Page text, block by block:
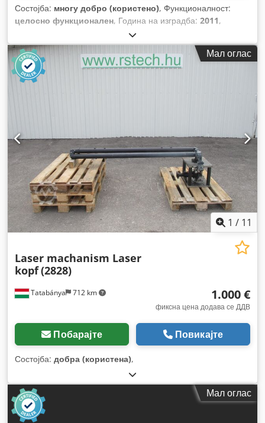
Состојба: многу добро (користено), Функционалност:
целосно функционален, Година на изградба: 2011,
, број на машина/возило:
на управување:CNC управување, степен на
автоматизација:
автоматски, тип на активирање:
електричен
, часови на ласер:300 h, моќност на ласерот:
1.350 W
Мал оглас
1 / 11
Tatabánya 712 km
Laser machanism Laser
kopf(2828)
1.000 €
фиксна цена додава се ДДВ
Побарајте Повикајте
Состојба: добра (користена),
Мал оглас